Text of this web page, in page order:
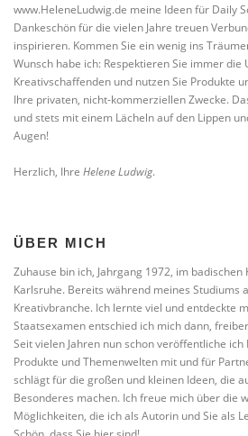
www.HeleneLudwig.de meine Ideen für Daily
Dankeschön für die vielen Jahre treuen
inspirieren. Kommen Sie ein wenig ins
Wunsch habe ich: Respektieren Sie immer
Kreativschaffenden und nutzen Sie Produkte
Ihre privaten, nicht-kommerziellen Zwecke.
und stets mit einem Lächeln auf den Lippen
Augen!
Herzlich, Ihre Helene Ludwig.
ÜBER MICH
Zuhause bin ich, Jahrgang 1972, im
Karlsruhe. Bereits während meines Studiums
Kreativbranche. Ich lernte viel und entdeckte
Staatsexamen entschied ich mich dann,
Seit vielen Jahren nun schon veröffentliche
Produkte und Themenwelten mit und für
schlägt für die großen und kleinen Ideen, die
Besonderes machen. Ich freue mich über die
Möglichkeiten, die ich als Autorin und Sie als